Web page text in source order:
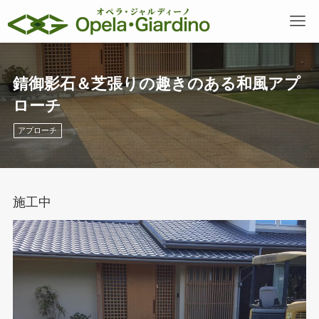
錆御影石＆芝張りの趣きのある和風アプ
ローチ
アプローチ
施工中